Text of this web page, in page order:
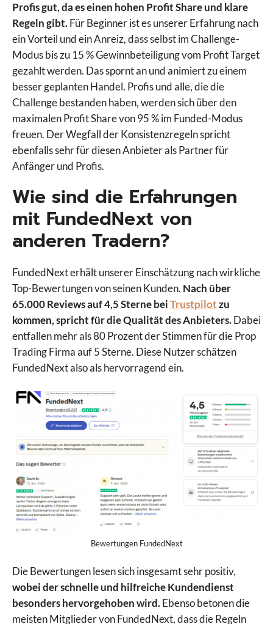
4.8
VS
Wähle Prop Firmen zum Vergleich
Profis gut, da es einen hohen Profit Share und klare
Regeln gibt.Für Beginner ist es unserer Erfahrung nach
ein Vorteil und ein Anreiz, dass selbst im Challenge-
Modus bis zu 15 % Gewinnbeteiligung vom Profit Target
gezahlt werden. Das spornt an und animiert zu einem
besser geplanten Handel. Profis und alle, die die
Challenge bestanden haben, werden sich über den
maximalen Profit Share von 95 % im Funded-Modus
freuen. Der Wegfall der Konsistenzregeln spricht
ebenfalls sehr für diesen Anbieter als Partner für
Anfänger und Profis.
Wie sind die Erfahrungen
mit FundedNext von
anderen Tradern?
FundedNext erhält unserer Einschätzung nach wirkliche
Top-Bewertungen von seinen Kunden. Nach über
65.000 Reviews auf 4,5 Sterne beiTrustpilotzu
kommen, spricht für die Qualität des Anbieters.Dabei
entfallen mehr als 80 Prozent der Stimmen für die Prop
Trading Firma auf 5 Sterne. Diese Nutzer schätzen
FundedNext also als hervorragend ein.
Bewertungen FundedNext
Die Bewertungen lesen sich insgesamt sehr positiv,
wobei der schnelle und hilfreiche Kundendienst
besonders hervorgehoben wird.Ebenso betonen die
meisten Mitglieder von FundedNext, dass die Regeln